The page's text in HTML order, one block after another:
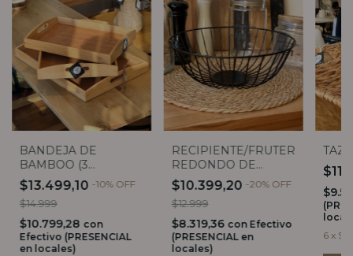
BANDEJA DE
BAMBOO (3
TAMAÑOS)
$13.499,10 -10% OFF
$14.999
$10.799,28 con
Efectivo (PRESENCIAL
en locales)
RECIPIENTE/FRUTERA
REDONDO DE
HIERRO
$10.399,20 -20% OFF
$12.999
$8.319,36 con Efectivo
(PRESENCIAL en
locales)
6 x